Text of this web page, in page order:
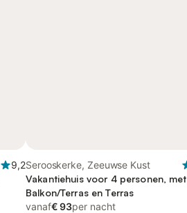
9,2Serooskerke, Zeeuwse Kust
Vakantiehuis voor 4 personen, met
Balkon/Terras en Terras
vanaf€ 93per nacht